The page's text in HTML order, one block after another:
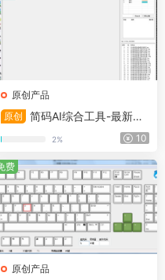
原创产品
原创
简码AI综合工具-最新公
2% 10
原创产品
费